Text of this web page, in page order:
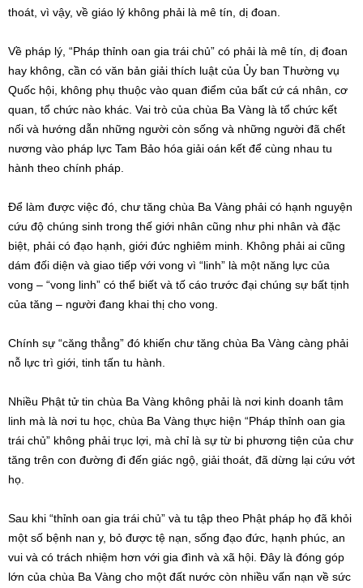
thoát, vì vậy, về giáo lý không phải là mê tín, dị đoan.
Về pháp lý, “Pháp thỉnh oan gia trái chủ” có phải là mê tín, dị đoan
hay không, cần có văn bản giải thích luật của Ủy ban Thường vụ
Quốc hội, không phụ thuộc vào quan điểm của bất cứ cá nhân, cơ
quan, tổ chức nào khác. Vai trò của chùa Ba Vàng là tổ chức kết
nối và hướng dẫn những người còn sống và những người đã chết
nương vào pháp lực Tam Bảo hóa giải oán kết để cùng nhau tu
hành theo chính pháp.
Để làm được việc đó, chư tăng chùa Ba Vàng phải có hạnh nguyện
cứu độ chúng sinh trong thế giới nhân cũng như phi nhân và đặc
biệt, phải có đạo hạnh, giới đức nghiêm minh. Không phải ai cũng
dám đối diện và giao tiếp với vong vì “linh” là một năng lực của
vong – “vong linh” có thể biết và tố cáo trước đại chúng sự bất tịnh
của tăng – người đang khai thị cho vong.
Chính sự “căng thẳng” đó khiến chư tăng chùa Ba Vàng càng phải
nỗ lực trì giới, tinh tấn tu hành.
Nhiều Phật tử tin chùa Ba Vàng không phải là nơi kinh doanh tâm
linh mà là nơi tu học, chùa Ba Vàng thực hiện “Pháp thỉnh oan gia
trái chủ” không phải trục lợi, mà chỉ là sự từ bi phương tiện của chư
tăng trên con đường đi đến giác ngộ, giải thoát, đã dừng lại cứu vớt
họ.
Sau khi “thỉnh oan gia trái chủ” và tu tập theo Phật pháp họ đã khỏi
một số bệnh nan y, bỏ được tệ nạn, sống đạo đức, hạnh phúc, an
vui và có trách nhiệm hơn với gia đình và xã hội. Đây là đóng góp
lớn của chùa Ba Vàng cho một đất nước còn nhiều vấn nạn về sức